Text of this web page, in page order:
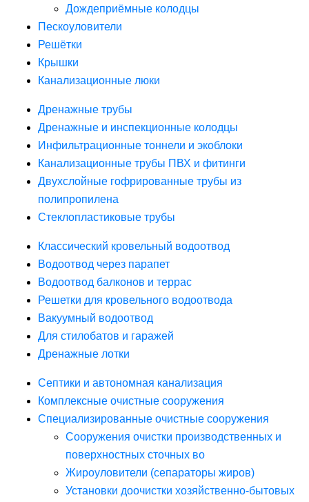
Дождеприёмные колодцы
Пескоуловители
Решётки
Крышки
Канализационные люки
Дренажные трубы
Дренажные и инспекционные колодцы
Инфильтрационные тоннели и экоблоки
Канализационные трубы ПВХ и фитинги
Двухслойные гофрированные трубы из
полипропилена
Стеклопластиковые трубы
Классический кровельный водоотвод
Водоотвод через парапет
Водоотвод балконов и террас
Решетки для кровельного водоотвода
Вакуумный водоотвод
Для стилобатов и гаражей
Дренажные лотки
Септики и автономная канализация
Комплексные очистные сооружения
Специализированные очистные сооружения
Сооружения очистки производственных и
поверхностных сточных во
Жироуловители (сепараторы жиров)
Установки доочистки хозяйственно-бытовых